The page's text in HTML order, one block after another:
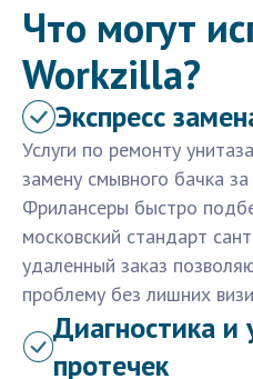
Что могут
Workzilla?
Экспресс
Услуги по ремонту
замену смывного бачка
Фрилансеры быстро
московский стандарт
удаленный заказ
проблему без лишних
Диагностика и
протечек